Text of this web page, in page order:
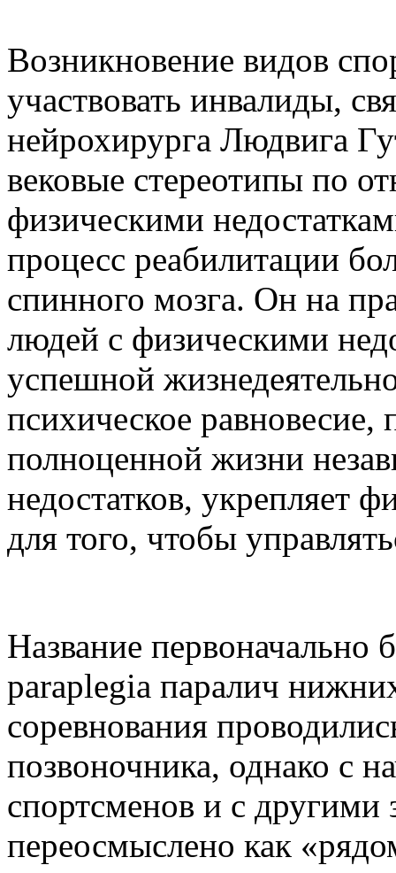
Возникновение видов
участвовать инвалиды,
нейрохирурга Людвига
вековые стереотипы по
физическими
процесс реабилитации
спинного мозга. Он на
людей с физическими
успешной
психическое равновесие,
полноценной жизни
недостатков, укрепляет
для того, чтобы
Название первоначально
paraplegia паралич
соревнования
позвоночника, однако с
спортсменов и с другими
переосмыслено как